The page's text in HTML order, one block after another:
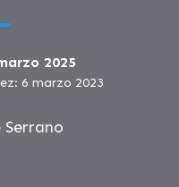
2025
6 marzo 2023